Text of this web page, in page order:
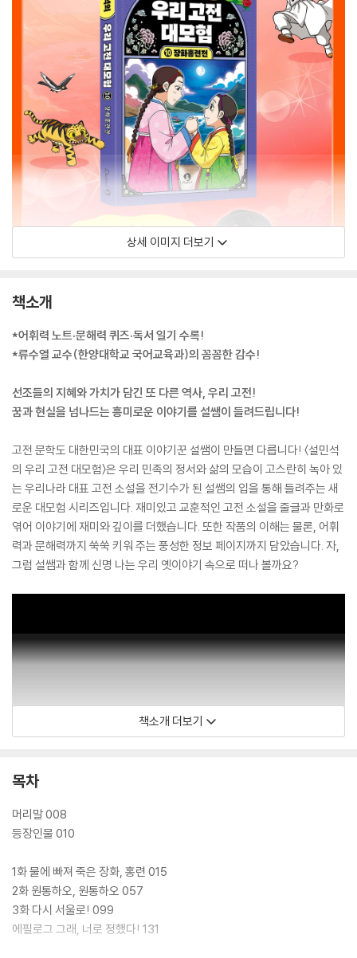
상세 이미지 더보기
책소개
*어휘력 노트·문해력 퀴즈·독서 일기 수록!
*류수열 교수(한양대학교 국어교육과)의 꼼꼼한 감수!
선조들의 지혜와 가치가 담긴 또 다른 역사, 우리 고전!
꿈과 현실을 넘나드는 흥미로운 이야기를 설쌤이 들려드립니다!
고전 문학도 대한민국의 대표 이야기꾼 설쌤이 만들면 다릅니다! 〈설민석
의 우리 고전 대모험〉은 우리 민족의 정서와 삶의 모습이 고스란히 녹아 있
는 우리나라 대표 고전 소설을 전기수가 된 설쌤의 입을 통해 들려주는 새
로운 대모험 시리즈입니다. 재미있고 교훈적인 고전 소설을 줄글과 만화로
엮어 이야기에 재미와 깊이를 더했습니다. 또한 작품의 이해는 물론, 어휘
력과 문해력까지 쑥쑥 키워 주는 풍성한 정보 페이지까지 담았습니다. 자,
그럼 설쌤과 함께 신명 나는 우리 옛이야기 속으로 떠나 볼까요?
책소개 더보기
목차
머리말 008
등장인물 010
1화 물에 빠져 죽은 장화, 홍련 015
2화 원통하오, 원통하오 057
3화 다시 서울로! 099
에필로그 그래, 너로 정했다! 131